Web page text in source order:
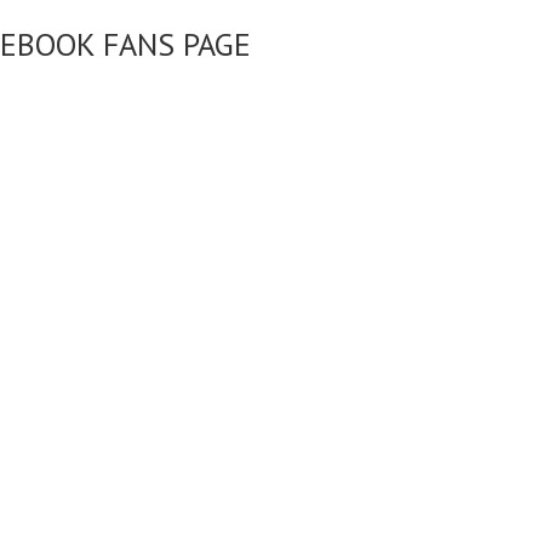
FANS PAGE